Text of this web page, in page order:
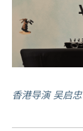
香港导演 吴启忠